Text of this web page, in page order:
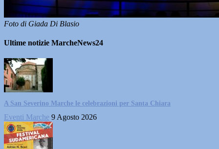
Foto di Giada Di Blasio
Ultime notizie MarcheNews24
A San Severino Marche le celebrazioni per Santa Chiara
Eventi Marche 9 Agosto 2026